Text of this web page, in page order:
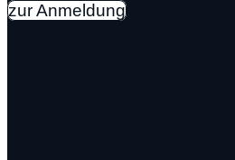
zur Anmeldung